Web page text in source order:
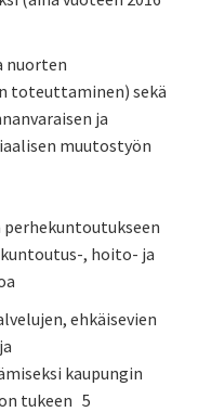
nuorten
toteuttaminen) sekä
ja
muutostyön
perhekuntoutukseen
, hoito- ja
ehkäisevien
kaupungin
tukeen 5